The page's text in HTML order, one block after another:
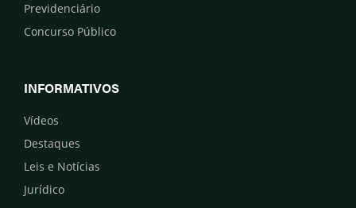
Previdenciário
Concurso Público
INFORMATIVOS
Vídeos
Destaques
Leis e Notícias
Jurídico